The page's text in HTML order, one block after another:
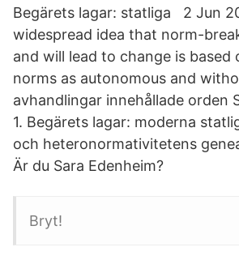
Begärets lagar: statliga 2 Jun
widespread idea that norm-
and will lead to change is based
norms as autonomous and
avhandlingar innehållade orden
1. Begärets lagar: moderna
och heteronormativitetens
Är du Sara Edenheim?
Bryt!